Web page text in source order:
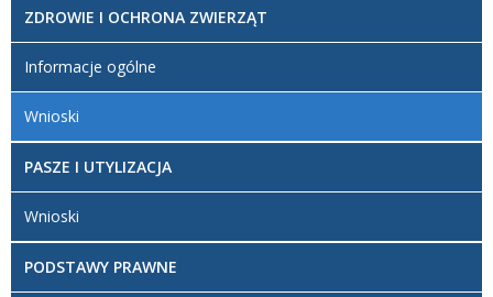
ZDROWIE I OCHRONA ZWIERZĄT
Informacje ogólne
Wnioski
PASZE I UTYLIZACJA
Wnioski
PODSTAWY PRAWNE